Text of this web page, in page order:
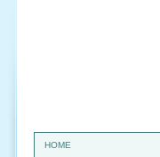
HOME